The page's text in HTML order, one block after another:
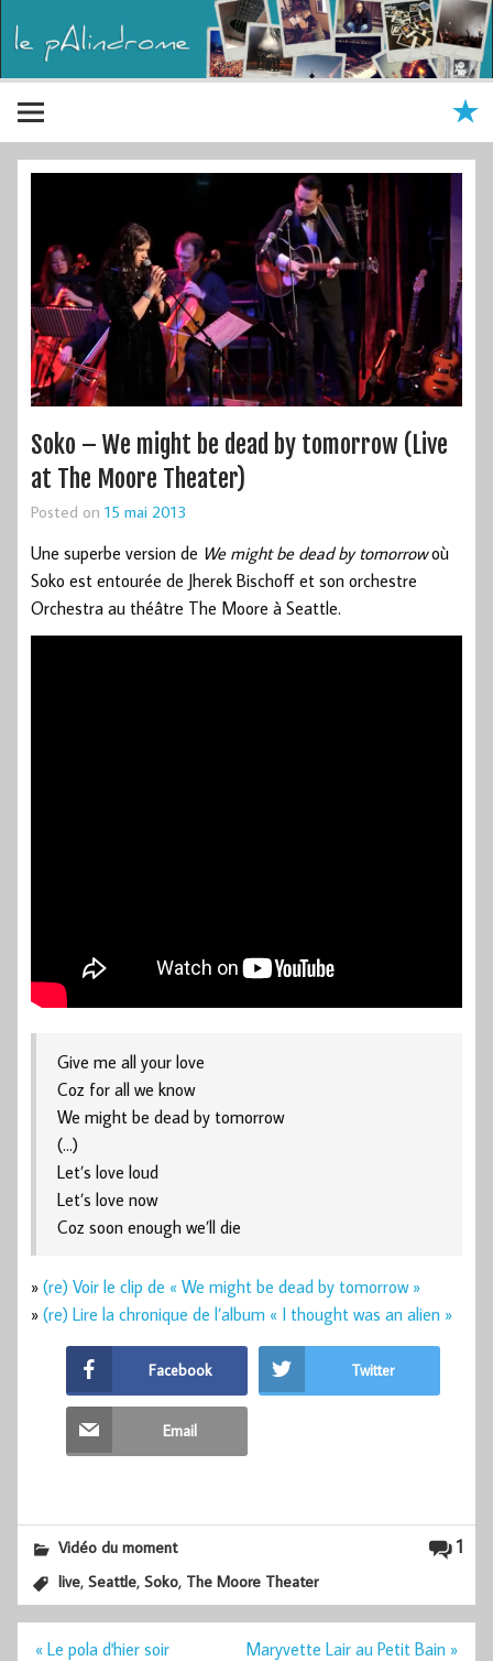
Soko – We might be dead by tomorrow (Live
at The Moore Theater)
Posted on 15 mai 2013
Une superbe version de We might be dead by tomorrowoù
Soko est entourée de Jherek Bischoff et son orchestre
Orchestra au théâtre The Moore à Seattle.
Give me all your love
Coz for all we know
We might be dead by tomorrow
(…)
Let’s love loud
Let’s love now
Coz soon enough we’ll die
» (re) Voir le clip de « We might be dead by tomorrow »
» (re) Lire la chronique de l’album « I thought was an alien »
Facebook Twitter
Email
1
Vidéo du moment
live,Seattle,Soko, The Moore Theater
Navigation
« Le pola d'hier soir Maryvette Lair au Petit Bain »